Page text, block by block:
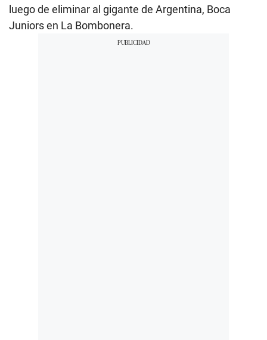
luego de eliminar al gigante de Argentina, Boca
Juniors en La Bombonera.